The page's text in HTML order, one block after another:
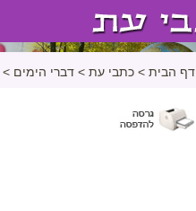
דף הבית > כתבי עת > דברי הימים >